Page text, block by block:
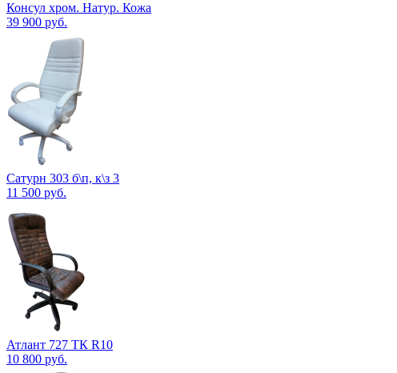
Консул хром. Натур. Кожа
39 900 руб.
Сатурн 303 б\п, к\з 3
11 500 руб.
Атлант 727 ТК R10
10 800 руб.